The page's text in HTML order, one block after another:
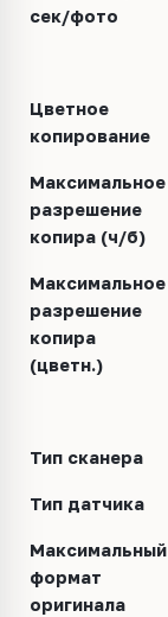
сек/фото
Цветное
копирование
Максимальное
разрешение
копира (ч/б)
Максимальное
разрешение
копира
(цветн.)
Тип сканера
Тип датчика
Максимальный
формат
оригинала